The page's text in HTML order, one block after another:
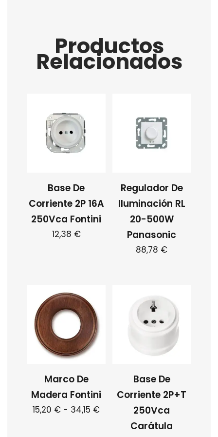
Productos
Relacionados
Base De
Corriente 2P 16A
250Vca Fontini
12,38 €
Regulador De
Iluminación RL
20-500W
Panasonic
88,78 €
Marco De
Madera Fontini
15,20 € - 34,15 €Rango
Base De
Corriente 2P+T
250Vca
Carátula